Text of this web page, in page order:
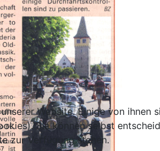
Website. Einige von
Sie können selbst
zur Verfügung stehen.